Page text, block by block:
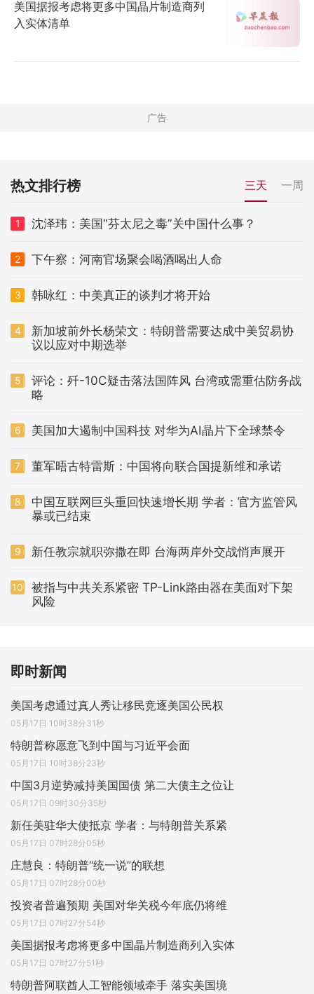
美国据报考虑将更多中国晶片制造商列
入实体清单
热文排行榜 三天 一周
1 沈泽玮：美国“芬太尼之毒”关中国什么事？
2 下午察：河南官场聚会喝酒喝出人命
3 韩咏红：中美真正的谈判才将开始
4
新加坡前外长杨荣文：特朗普需要达成中美贸易协
议以应对中期选举
5
评论：歼-10C疑击落法国阵风 台湾或需重估防务战
略
6 美国加大遏制中国科技 对华为AI晶片下全球禁令
7 董军晤古特雷斯：中国将向联合国提新维和承诺
8
中国互联网巨头重回快速增长期 学者：官方监管风
暴或已结束
9 新任教宗就职弥撒在即 台海两岸外交战悄声展开
10
被指与中共关系紧密 TP-Link路由器在美面对下架
风险
即时新闻
美国考虑通过真人秀让移民竞逐美国公民权
05月17日 10时38分31秒
特朗普称愿意飞到中国与习近平会面
05月17日 10时38分23秒
中国3月逆势减持美国国债 第二大债主之位让
05月17日 09时30分35秒
新任美驻华大使抵京 学者：与特朗普关系紧
05月17日 07时28分05秒
庄慧良：特朗普“统一说”的联想
05月17日 07时28分00秒
投资者普遍预期 美国对华关税今年底仍将维
05月17日 07时27分54秒
美国据报考虑将更多中国晶片制造商列入实体
05月17日 07时27分51秒
特朗普阿联酋人工智能领域牵手 落实美国境